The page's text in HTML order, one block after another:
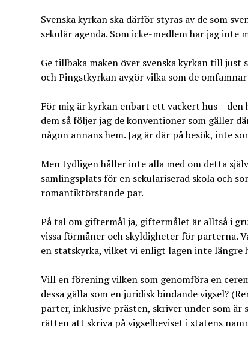
Svenska kyrkan ska därför styras av de som
sekulär agenda. Som icke-medlem har jag
Ge tillbaka maken över svenska kyrkan till just
och Pingstkyrkan avgör vilka som de
För mig är kyrkan enbart ett vackert hus –
dem så följer jag de konventioner som gäller
någon annans hem. Jag är där på besök, inte
Men tydligen håller inte alla med om detta
samlingsplats för en sekulariserad skola och
romantiktörstande par.
På tal om giftermål ja, giftermålet är alltså i
vissa förmåner och skyldigheter för parterna.
en statskyrka, vilket vi enligt lagen inte längre
Vill en förening vilken som genomföra en
dessa gälla som en juridisk bindande vigsel?
parter, inklusive prästen, skriver under som
rätten att skriva på vigselbeviset i statens